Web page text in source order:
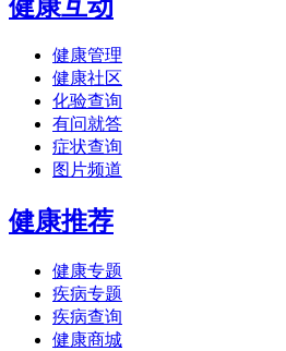
健康互动
健康管理
健康社区
化验查询
有问就答
症状查询
图片频道
健康推荐
健康专题
疾病专题
疾病查询
健康商城